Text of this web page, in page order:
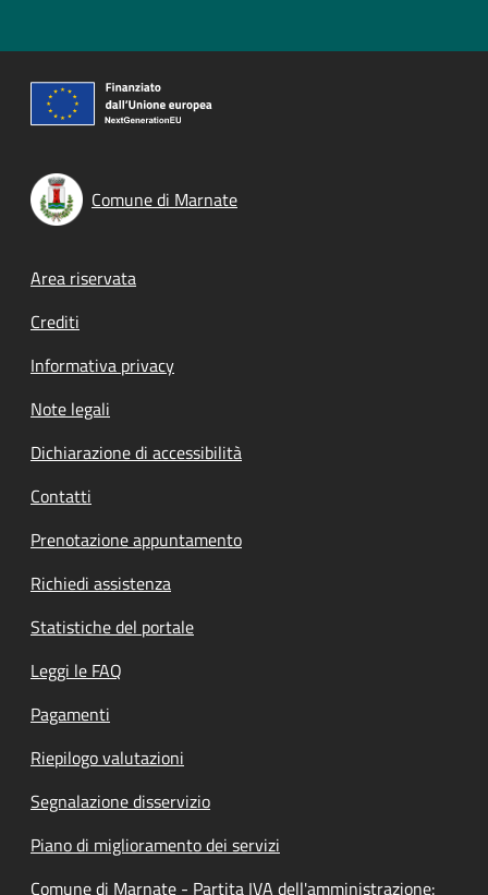
Comune di Marnate
Footer menu
Area riservata
Crediti
Informativa privacy
Note legali
Dichiarazione di accessibilità
Contatti
Prenotazione appuntamento
Richiedi assistenza
Statistiche del portale
Leggi le FAQ
Pagamenti
Riepilogo valutazioni
Segnalazione disservizio
Piano di miglioramento dei servizi
Comune di Marnate - Partita IVA dell'amministrazione: